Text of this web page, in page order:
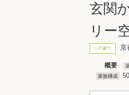
玄関
リー
一戸建て 京
概要
家族構成